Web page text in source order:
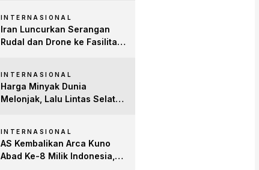
INTERNASIONAL
Iran Luncurkan Serangan
Rudal dan Drone ke Fasilitas
INTERNASIONAL
Harga Minyak Dunia
Melonjak, Lalu Lintas Selat
INTERNASIONAL
AS Kembalikan Arca Kuno
Abad Ke-8 Milik Indonesia,